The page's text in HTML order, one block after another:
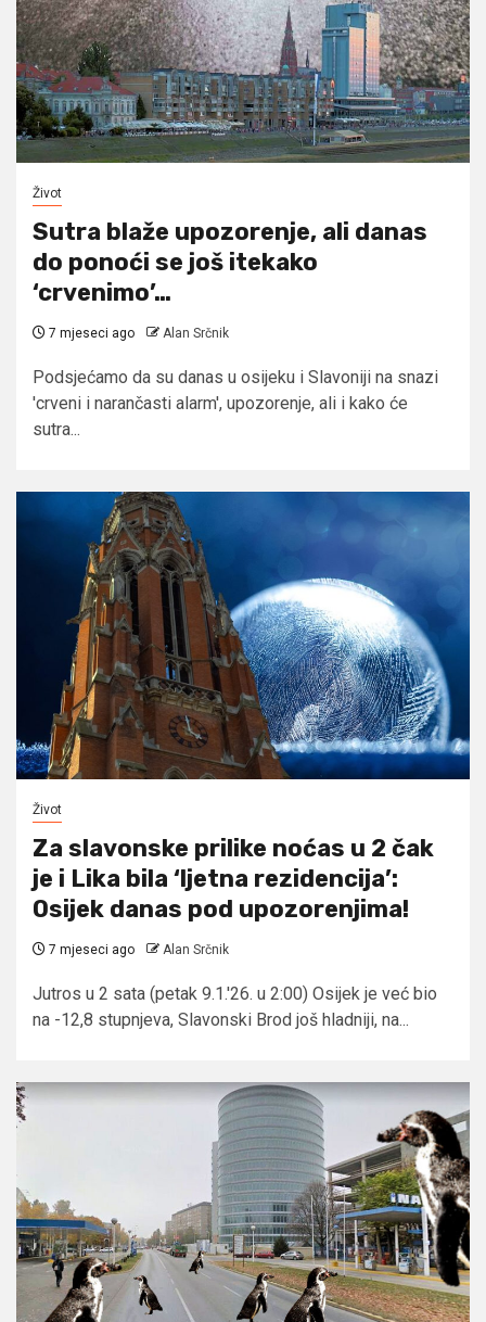
Život
Sutra blaže upozorenje, ali danas
do ponoći se još itekako
‘crvenimo’…
7 mjeseci ago Alan Srčnik
Podsjećamo da su danas u osijeku i Slavoniji na snazi
'crveni i narančasti alarm', upozorenje, ali i kako će
sutra...
Život
Za slavonske prilike noćas u 2 čak
je i Lika bila ‘ljetna rezidencija’:
Osijek danas pod upozorenjima!
7 mjeseci ago Alan Srčnik
Jutros u 2 sata (petak 9.1.'26. u 2:00) Osijek je već bio
na -12,8 stupnjeva, Slavonski Brod još hladniji, na...